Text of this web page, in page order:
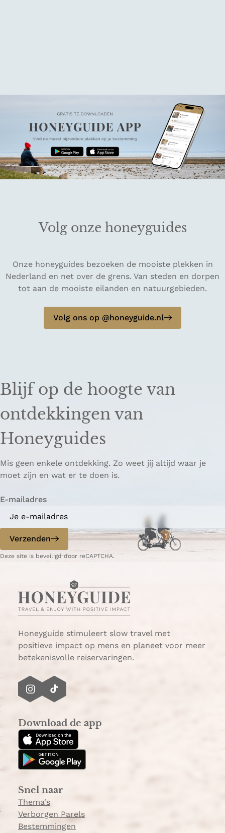
Volg onze honeyguides
Onze honeyguides bezoeken de mooiste plekken in
Nederland en net over de grens. Van steden en dorpen
tot aan de mooiste eilanden en natuurgebieden.
Volg ons op @honeyguide.nl
Blijf op de hoogte van
ontdekkingen van
Honeyguides
Mis geen enkele ontdekking. Zo weet jij altijd waar je
moet zijn en wat er te doen is.
E-mailadres
Verzenden
Deze site is beveiligd door reCAPTCHA.
Honeyguide stimuleert slow travel met
positieve impact op mens en planeet voor meer
betekenisvolle reiservaringen.
I
t
a
g
m
T
T
o
k
Download de app
Snel naar
Thema's
Verborgen Parels
Bestemmingen